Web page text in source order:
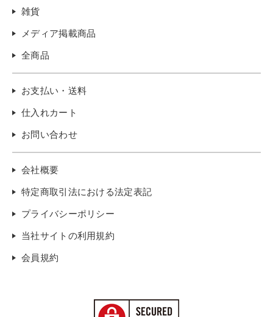
雑貨
メディア掲載商品
全商品
お支払い・送料
仕入れカート
お問い合わせ
会社概要
特定商取引法における法定表記
プライバシーポリシー
当社サイトの利用規約
会員規約